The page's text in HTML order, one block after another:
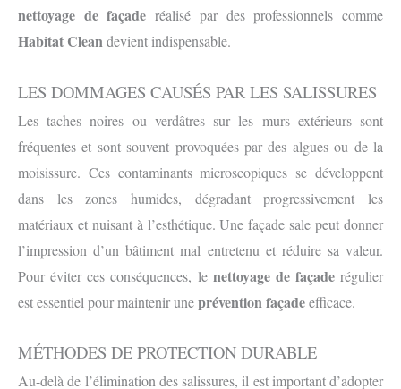
nettoyage de façade réalisé par des professionnels comme
Habitat Cleandevient indispensable.
LES DOMMAGES CAUSÉS PAR LES SALISSURES
Les taches noires ou verdâtres sur les murs extérieurs sont
fréquentes et sont souvent provoquées par des algues ou de la
moisissure. Ces contaminants microscopiques se développent
dans les zones humides, dégradant progressivement les
matériaux et nuisant à l’esthétique. Une façade sale peut donner
l’impression d’un bâtiment mal entretenu et réduire sa valeur.
Pour éviter ces conséquences, le nettoyage de façaderégulier
est essentiel pour maintenir uneprévention façadeefficace.
MÉTHODES DE PROTECTION DURABLE
Au-delà de l’élimination des salissures, il est important d’adopter